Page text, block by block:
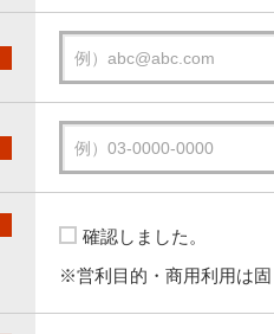
確認しました。
※営利目的・商用利用は